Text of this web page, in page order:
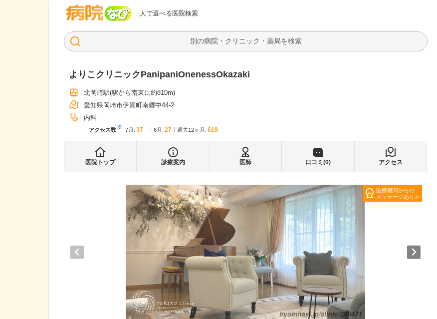
人で選べる医院検索
病院なび
検索
よりこクリニックPanipaniOnenessOkazaki
北岡崎駅(駅から南東に約810m)
愛知県岡崎市伊賀町南郷中44-2
内科
アクセス数※ 7月 : 37 6月 : 27 過去12ヶ月: 619
医院トップ 診療案内 医師 口コミ(0) アクセス
医療機関からの
メッセージあり